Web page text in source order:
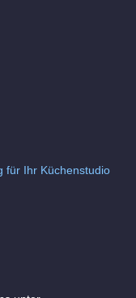
für Ihr Küchenstudio